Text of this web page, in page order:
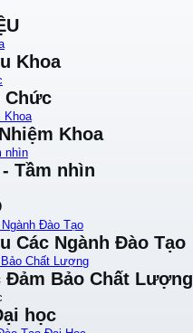
Khoa
Chức
Khoa
Khoa
nhìn
Tầm nhìn
Đào Tạo
Các Ngành Đào Tạo
Chất Lượng
Đảm Bảo Chất Lượng
học